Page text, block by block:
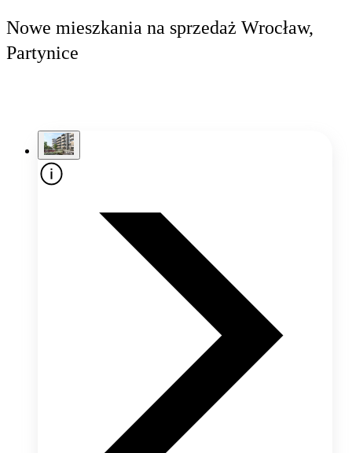
Nowe mieszkania na sprzedaż Wrocław,
Partynice